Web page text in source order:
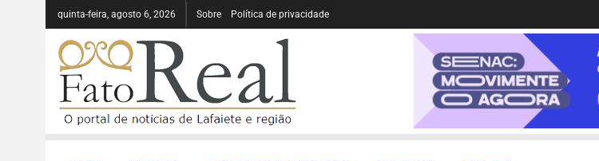
quinta-feira, agosto 6, 2026 Sobre Política de privacidade